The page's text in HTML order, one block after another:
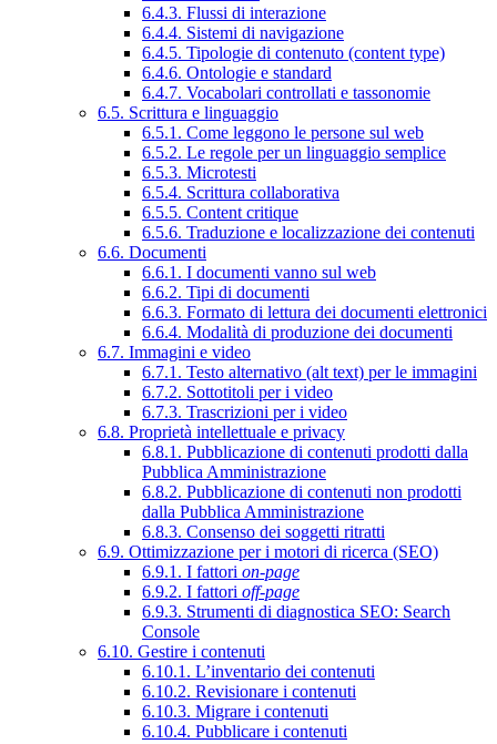
6.4.3. Flussi di interazione
6.4.4. Sistemi di navigazione
6.4.5. Tipologie di contenuto (content type)
6.4.6. Ontologie e standard
6.4.7. Vocabolari controllati e tassonomie
6.5. Scrittura e linguaggio
6.5.1. Come leggono le persone sul web
6.5.2. Le regole per un linguaggio semplice
6.5.3. Microtesti
6.5.4. Scrittura collaborativa
6.5.5. Content critique
6.5.6. Traduzione e localizzazione dei contenuti
6.6. Documenti
6.6.1. I documenti vanno sul web
6.6.2. Tipi di documenti
6.6.3. Formato di lettura dei documenti elettronici
6.6.4. Modalità di produzione dei documenti
6.7. Immagini e video
6.7.1. Testo alternativo (alt text) per le immagini
6.7.2. Sottotitoli per i video
6.7.3. Trascrizioni per i video
6.8. Proprietà intellettuale e privacy
6.8.1. Pubblicazione di contenuti prodotti dalla
Pubblica Amministrazione
6.8.2. Pubblicazione di contenuti non prodotti
dalla Pubblica Amministrazione
6.8.3. Consenso dei soggetti ritratti
6.9. Ottimizzazione per i motori di ricerca (SEO)
6.9.1. I fattori on-page
6.9.2. I fattori off-page
6.9.3. Strumenti di diagnostica SEO: Search
Console
6.10. Gestire i contenuti
6.10.1. L’inventario dei contenuti
6.10.2. Revisionare i contenuti
6.10.3. Migrare i contenuti
6.10.4. Pubblicare i contenuti